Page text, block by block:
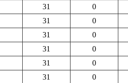
31 0
31 0
31 0
31 0
31 0
31 0